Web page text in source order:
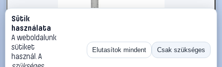
#2734382
kwb 928420 Csavaros bilincs
kwb
8 090 Ft
Sütik
használata
A weboldalunk
sütiket
használ. A
Elutasítok mindent Csak szükséges